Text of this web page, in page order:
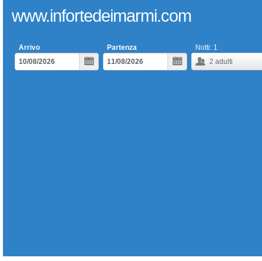
www.infortedeimarmi.com
Arrivo
Partenza
2 adulti
Notti: 1